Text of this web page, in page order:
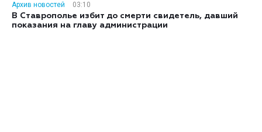
Архив новостей
03:10
В Ставрополье избит до смерти свидетель, давший
показания на главу администрации